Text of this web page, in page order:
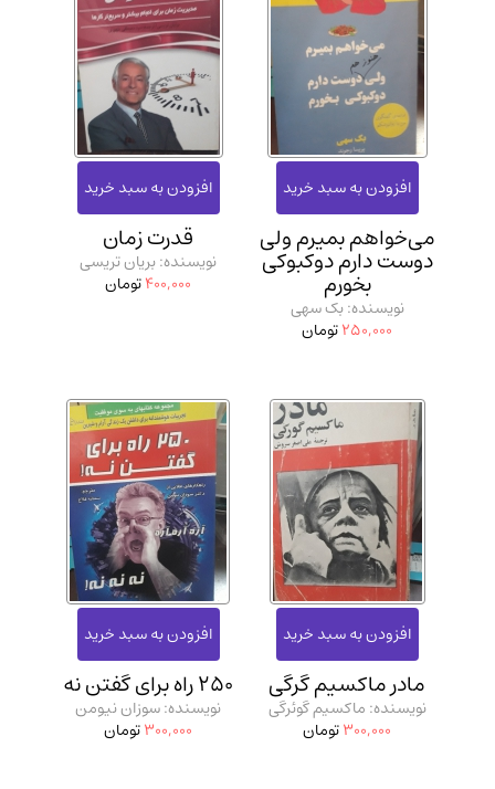
می‌خواهم بمیرم ولی
دوست دارم دوکبوکی
بخورم
نویسنده: بک سهی
250,000تومان
قدرت زمان
نویسنده: بریان تریسی
400,000تومان
مادر ماکسیم گرگی
نویسنده: ماکسیم گوئرگی
300,000تومان
250 راه برای گفتن نه
نویسنده: سوزان نیومن
300,000تومان